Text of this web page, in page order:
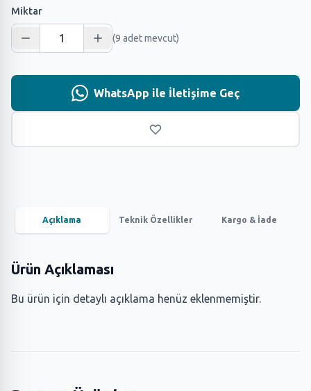
Miktar
(9 adet mevcut)
WhatsApp ile İletişime Geç
Açıklama Teknik Özellikler Kargo & İade
Ürün Açıklaması
Bu ürün için detaylı açıklama henüz eklenmemiştir.